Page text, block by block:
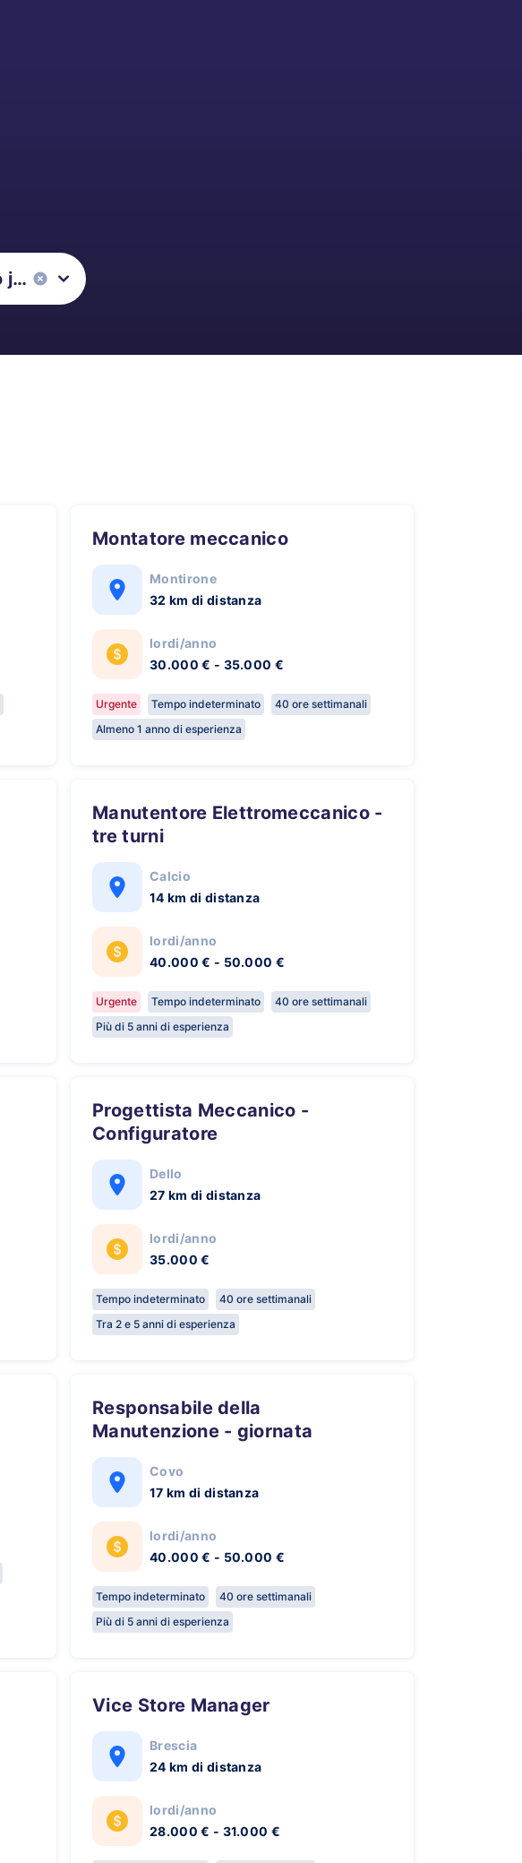
Montatore meccanico
Montirone
32 km di distanza
lordi/anno
30.000 € - 35.000 €
Urgente Tempo indeterminato
40 ore settimanali
Almeno 1 anno di esperienza
Manutentore Elettromeccanico -
tre turni
Calcio
14 km di distanza
lordi/anno
40.000 € - 50.000 €
Urgente Tempo indeterminato
40 ore settimanali
Più di 5 anni di esperienza
Progettista Meccanico -
Configuratore
Dello
27 km di distanza
lordi/anno
35.000 €
Tempo indeterminato
40 ore settimanali
Tra 2 e 5 anni di esperienza
Responsabile della
Manutenzione - giornata
Covo
17 km di distanza
lordi/anno
40.000 € - 50.000 €
Tempo indeterminato
40 ore settimanali
Più di 5 anni di esperienza
Vice Store Manager
Brescia
24 km di distanza
lordi/anno
28.000 € - 31.000 €